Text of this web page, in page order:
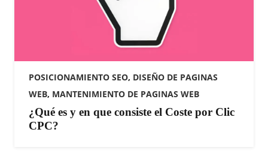
POSICIONAMIENTO SEO, DISEÑO DE PAGINAS
WEB, MANTENIMIENTO DE PAGINAS WEB
¿Qué es y en que consiste el Coste por Clic
CPC?